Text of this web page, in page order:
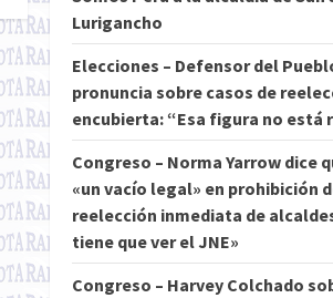
Lurigancho
Elecciones – Defensor del
pronuncia sobre casos de
encubierta: “Esa figura no está
Congreso – Norma Yarrow dice
«un vacío legal» en prohibición
reelección inmediata de
tiene que ver el JNE»
Congreso – Harvey Colchado